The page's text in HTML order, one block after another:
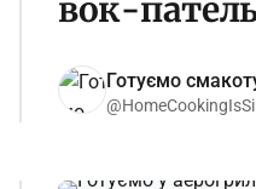
вок-
Готуємо